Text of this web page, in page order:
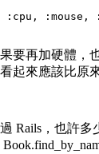
:cpu, :mouse,
要再加硬體，
起來應該比原
Rails，也許多